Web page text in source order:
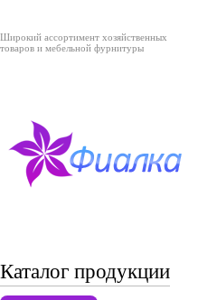
Широкий ассортимент хозяйственных
товаров и мебельной фурнитуры
Каталог продукции